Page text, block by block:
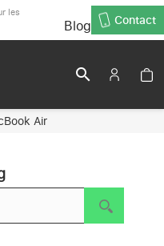
les
Blog Contact
search
Air